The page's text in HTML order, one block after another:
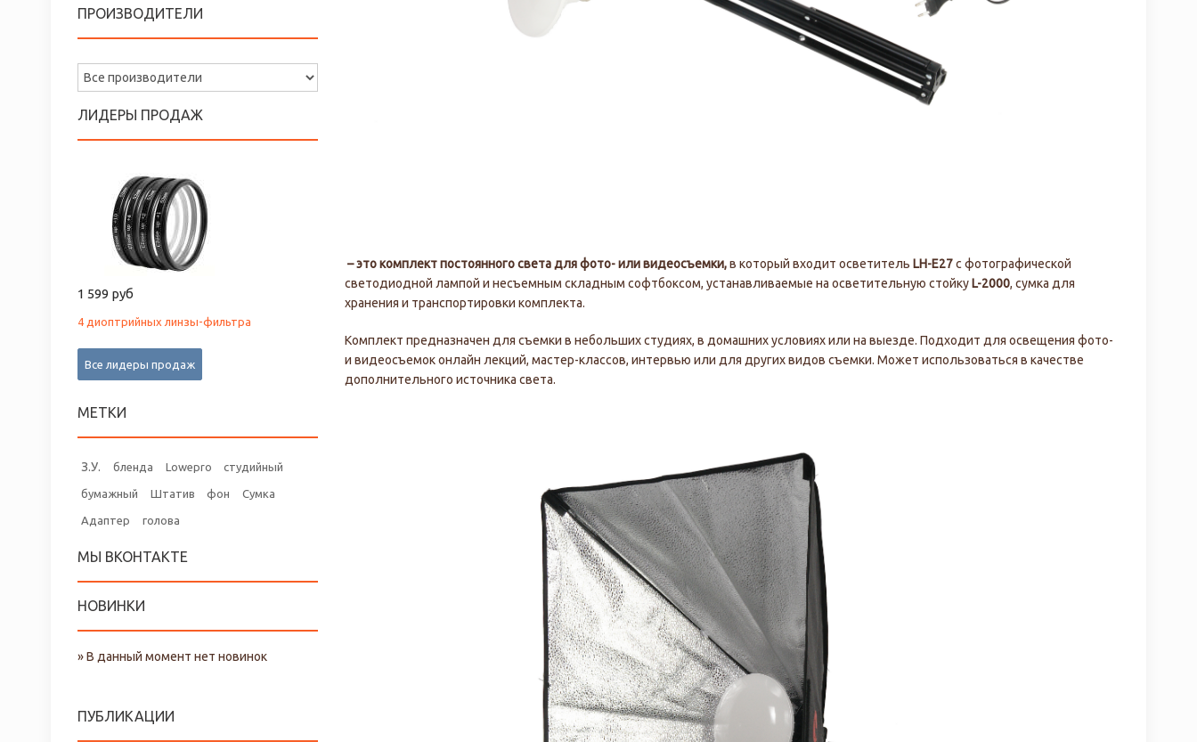
ПРОИЗВОДИТЕЛИ
ЛИДЕРЫ ПРОДАЖ
1 599 руб
4 диоптрийных линзы-фильтра
Все лидеры продаж
МЕТКИ
З.У. бленда Lowepro студийный
бумажный Штатив фон Сумка
Адаптер голова
МЫ ВКОНТАКТЕ
НОВИНКИ
» В данный момент нет новинок
ПУБЛИКАЦИИ
– это комплект постоянного света для фото- или видеосъемки,в который входит осветитель LH-E27с фотографической
светодиодной лампой и несъемным складным софтбоксом, устанавливаемые на осветительную стойкуL-2000, сумка для
хранения и транспортировки комплекта.
Комплект предназначен для съемки в небольших студиях, в домашних условиях или на выезде. Подходит для освещения фото-
и видеосъемок онлайн лекций, мастер-классов, интервью или для других видов съемки. Может использоваться в качестве
дополнительного источника света.